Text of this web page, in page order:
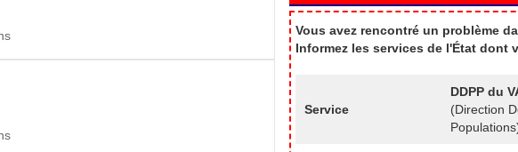
Vous avez rencontré un problème
Informez les services de l'État dont
Service
DDPP du
(Direction